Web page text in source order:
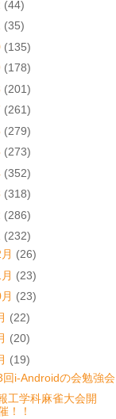
(44)
(35)
(135)
(178)
(201)
(261)
(279)
(273)
(352)
(318)
(286)
(232)
(26)
(23)
(23)
(22)
(20)
(19)
回i-Androidの会勉強会
工学科麻雀大会開
！！